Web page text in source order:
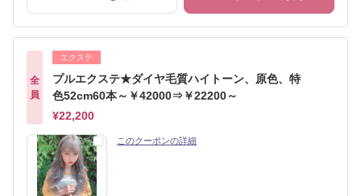
全
員
エクステ
プルエクステ★ダイヤ毛質ハイトーン、原色、特
色52cm60本～￥42000⇒￥22200～
¥22,200
このクーポンの詳細